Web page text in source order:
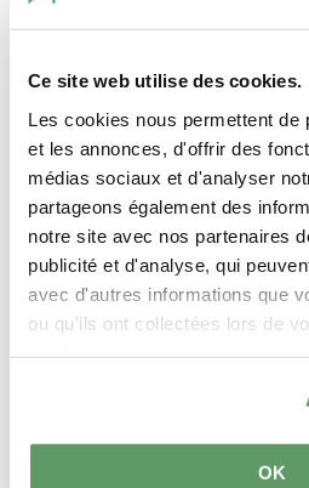
Ce site web utilise des cookies.
Les cookies nous permettent de
et les annonces, d'offrir des
médias sociaux et d'analyser
partageons également des
notre site avec nos partenaires
publicité et d'analyse, qui
avec d'autres informations que
ou qu'ils ont collectées lors de
OK
2, Porte St.
L-6486
Afficher